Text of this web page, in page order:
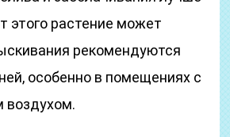
этого растение может
рекомендуются
особенно в помещениях с
воздухом.